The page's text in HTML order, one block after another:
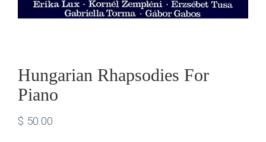
Hungarian Rhapsodies For
Piano
$ 50.00